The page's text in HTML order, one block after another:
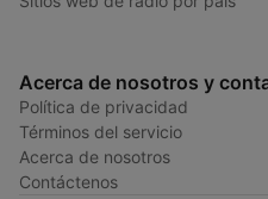
Acerca de nosotros y
Política de privacidad
Términos del servicio
Acerca de nosotros
Contáctenos